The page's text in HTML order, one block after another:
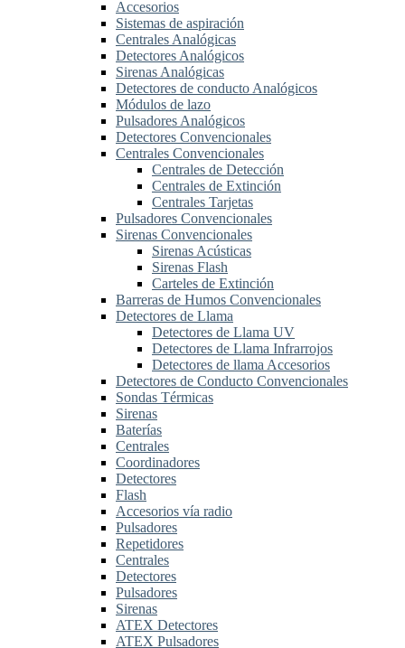
Accesorios
Sistemas de aspiración
Centrales Analógicas
Detectores Analógicos
Sirenas Analógicas
Detectores de conducto Analógicos
Módulos de lazo
Pulsadores Analógicos
Detectores Convencionales
Centrales Convencionales
Centrales de Detección
Centrales de Extinción
Centrales Tarjetas
Pulsadores Convencionales
Sirenas Convencionales
Sirenas Acústicas
Sirenas Flash
Carteles de Extinción
Barreras de Humos Convencionales
Detectores de Llama
Detectores de Llama UV
Detectores de Llama Infrarrojos
Detectores de llama Accesorios
Detectores de Conducto Convencionales
Sondas Térmicas
Sirenas
Baterías
Centrales
Coordinadores
Detectores
Flash
Accesorios vía radio
Pulsadores
Repetidores
Centrales
Detectores
Pulsadores
Sirenas
ATEX Detectores
ATEX Pulsadores